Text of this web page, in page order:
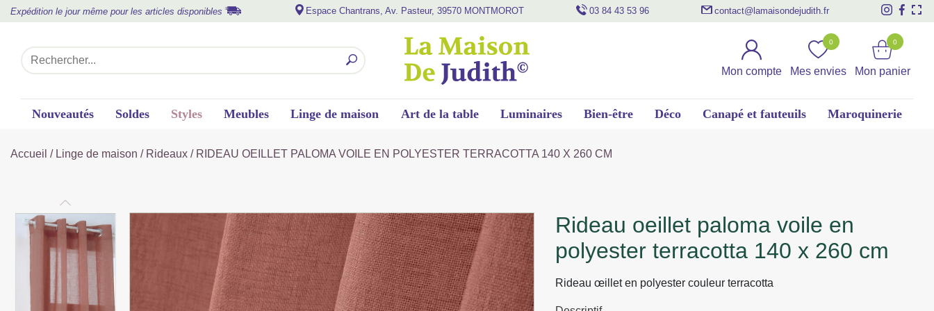
Expédition le jour même pour les articles disponibles Espace Chantrans, Av. Pasteur, 39570 MONTMOROT 03 84 43 53 96 contact@lamaisondejudith.fr
Mon compte Mes envies
0
Mon panier
0
Nouveautés Soldes Styles Meubles Linge de maison Art de la table Luminaires Bien-être Déco Canapé et fauteuils Maroquinerie
Accueil / Linge de maison / Rideaux / RIDEAU OEILLET PALOMA VOILE EN POLYESTER TERRACOTTA 140 X 260 CM
rideau oeillet paloma voile en
polyester terracotta 140 x 260 cm
Rideau œillet en polyester couleur terracotta